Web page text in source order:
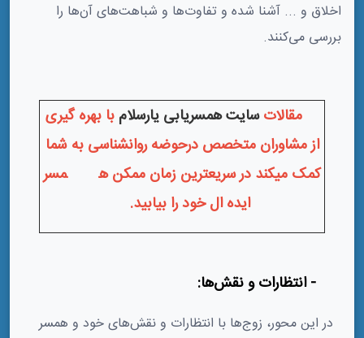
اخلاق و ... آشنا شده و تفاوت‌ها و شباهت‌های آن‌ها را
بررسی می‌کنند.
مقالاتسایت همسریابی یارسلام با بهره گیری
از مشاوران متخصص درحوضه روانشناسی به شما
کمک میکند در سریعترین زمان ممکن ه
مسر
ایده ال خود را بیابید.
در این محور، زوج‌ها با انتظارات و نقش‌های خود و همسر